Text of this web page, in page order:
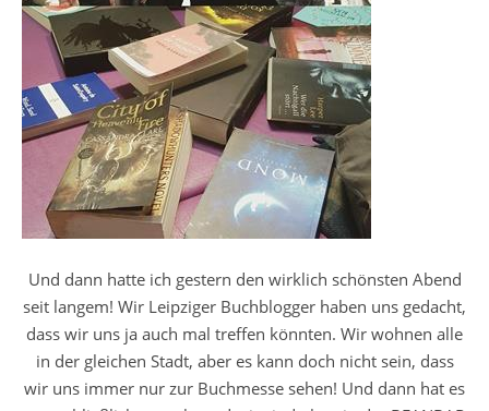
Und dann hatte ich gestern den wirklich schönsten Abend
seit langem! Wir Leipziger Buchblogger haben uns gedacht,
dass wir uns ja auch mal treffen könnten. Wir wohnen alle
in der gleichen Stadt, aber es kann doch nicht sein, dass
wir uns immer nur zur Buchmesse sehen! Und dann hat es